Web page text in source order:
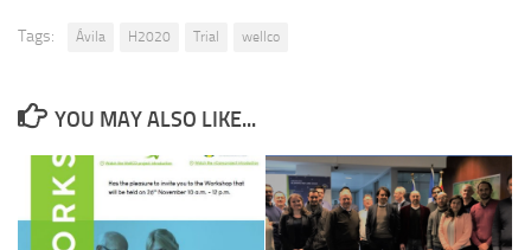
Tags: Ávila H2020 Trial wellco
YOU MAY ALSO LIKE...